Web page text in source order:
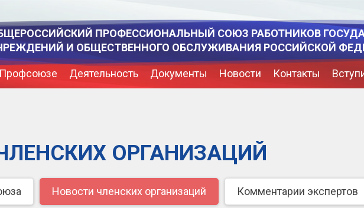
ПРОФЕССИОНАЛЬНЫЙ СОЮЗ РАБОТНИКОВ
И ОБЩЕСТВЕННОГО ОБСЛУЖИВАНИЯ РОССИЙСКОЙ
Деятельность Документы Новости Контакты
ОРГАНИЗАЦИЙ
Новости членских организаций Комментарии экспертов